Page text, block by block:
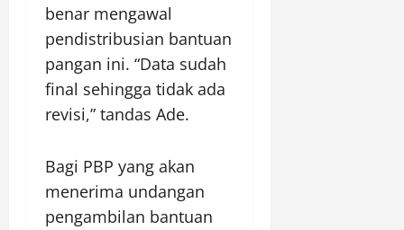
benar mengawal
pendistribusian bantuan
pangan ini. “Data sudah
final sehingga tidak ada
revisi,” tandas Ade.
Bagi PBP yang akan
menerima undangan
pengambilan bantuan